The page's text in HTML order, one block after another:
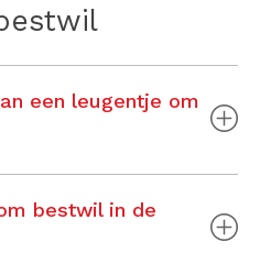
een leugentje om
bestwil in de